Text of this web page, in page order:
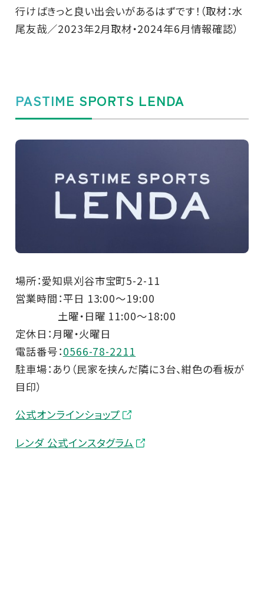
行けばきっと良い出会いがあるはずです！（取材：水
尾友哉／2023年2月取材・2024年6月情報確認）
PASTIME SPORTS LENDA
場所：愛知県刈谷市宝町5-2-11
営業時間：平日 13:00～19:00
土曜・日曜 11:00～18:00
定休日：月曜・火曜日
電話番号：0566-78-2211
駐車場：あり（民家を挟んだ隣に3台、紺色の看板が
目印）
公式オンラインショップ
レンダ 公式インスタグラム